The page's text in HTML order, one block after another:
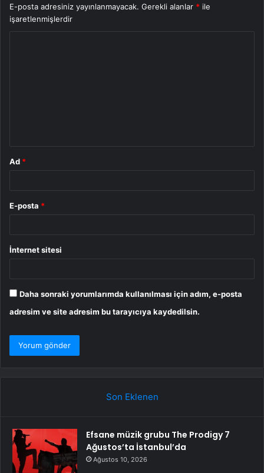
E-posta adresiniz yayınlanmayacak. Gerekli alanlar * ile
işaretlenmişlerdir
Ad *
E-posta *
İnternet sitesi
Daha sonraki yorumlarımda kullanılması için adım, e-posta
adresim ve site adresim bu tarayıcıya kaydedilsin.
Son Eklenen
Efsane müzik grubu The Prodigy 7
Ağustos’ta İstanbul’da
Ağustos 10, 2026